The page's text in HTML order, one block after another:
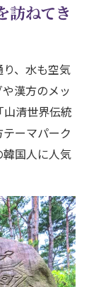
訪ねてき
り、水も空気
漢方のメッ
山清世界伝統
ーマパーク
国人に人気